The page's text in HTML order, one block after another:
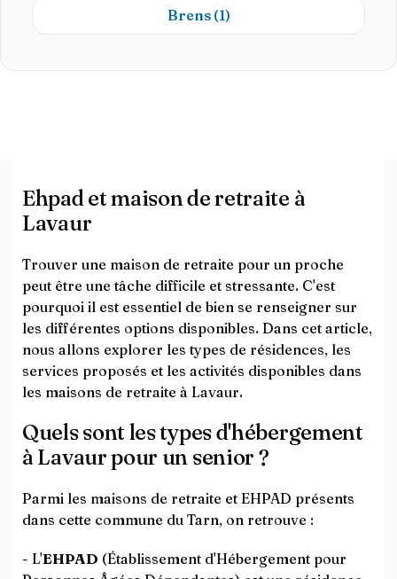
Brens (1)
Ehpad et maison de retraite à
Lavaur
Trouver une maison de retraite pour un proche
peut être une tâche difficile et stressante. C'est
pourquoi il est essentiel de bien se renseigner sur
les différentes options disponibles. Dans cet article,
nous allons explorer les types de résidences, les
services proposés et les activités disponibles dans
les maisons de retraite à Lavaur.
Quels sont les types d'hébergement
à Lavaur pour un senior ?
Parmi les maisons de retraite et EHPAD présents
dans cette commune du Tarn, on retrouve :
- L'EHPAD (Établissement d'Hébergement pour